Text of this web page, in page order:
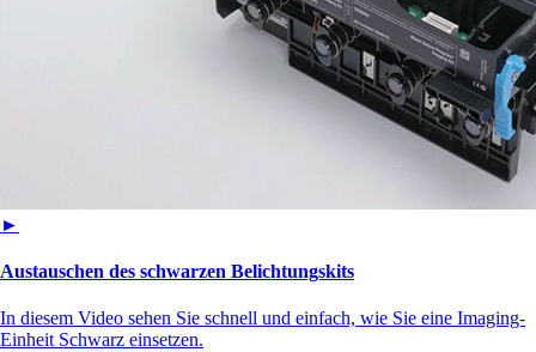
►
Austauschen des schwarzen Belichtungskits
In diesem Video sehen Sie schnell und einfach, wie Sie eine Imaging-
Einheit Schwarz einsetzen.